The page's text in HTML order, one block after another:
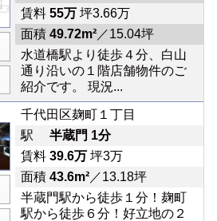
賃料 55万坪3.66万
面積 49.72m²／15.04坪
水道橋駅より徒歩４分、白山
通り沿いの１階店舗物件のご
紹介です。 現況...
千代田区麹町１丁目
駅 半蔵門 1分
賃料 39.6万坪3万
面積 43.6m²／13.18坪
半蔵門駅から徒歩１分！麹町
駅から徒歩６分！好立地の２